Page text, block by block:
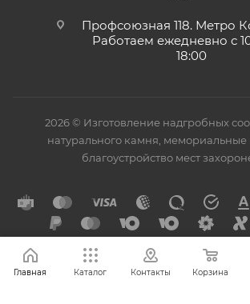
Профсоюзная 118. Метро
Работаем ежедневно с
18:00
2026 © Изготовление надгробных
натурального камня, мемориальные
благоустройство мест
Главная Каталог Контакты Корзина